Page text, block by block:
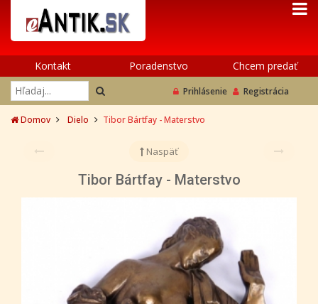
Kontakt Poradenstvo Chcem predať
Prihlásenie Registrácia
Domov Dielo Tibor Bártfay - Materstvo
Naspäť
Tibor Bártfay - Materstvo